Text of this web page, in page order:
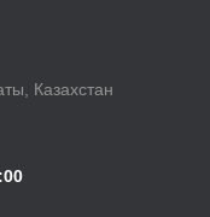
Казахстан